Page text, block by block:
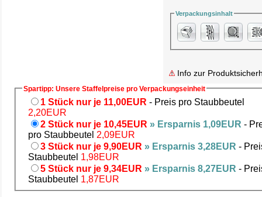
Verpackungsinhalt
Info zur
Spartipp: Unsere Staffelpreise pro Verpackungseinheit
1 Stück nur je 11,00EUR - Preis pro Staubbeutel
2,20EUR
2 Stück nur je 10,45EUR » Ersparnis 1,09EUR -
pro Staubbeutel 2,09EUR
3 Stück nur je 9,90EUR » Ersparnis 3,28EUR -
Staubbeutel 1,98EUR
5 Stück nur je 9,34EUR » Ersparnis 8,27EUR -
Staubbeutel 1,87EUR